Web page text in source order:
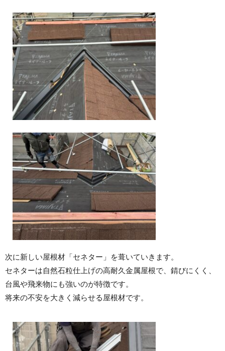
次に新しい屋根材「セネター」を葺いていきます。
セネターは自然石粒仕上げの高耐久金属屋根で、錆びにくく、
台風や飛来物にも強いのが特徴です。
将来の不安を大きく減らせる屋根材です。